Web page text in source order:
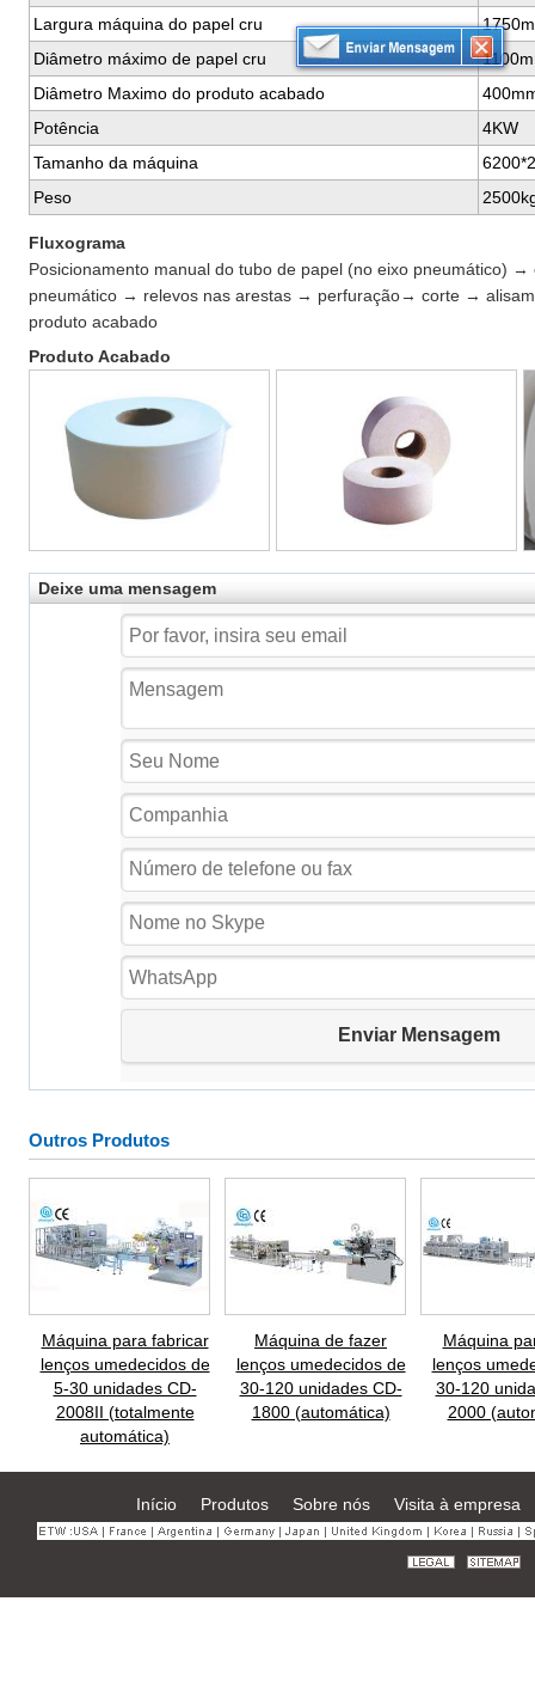
Largura máquina do papel cru
Diâmetro máximo de papel cru
Diâmetro Maximo do produto acabado
Potência
4KW
Tamanho da máquina
Peso
Fluxograma
Posicionamento manual do tubo de papel (no eixo pneumático)
pneumático → relevos nas arestas → perfuração→ corte →
produto acabado
Produto Acabado
Deixe uma mensagem
Outros Produtos
Máquina para fabricar
lenços umedecidos de
5-30 unidades CD-
2008II (totalmente
automática)
Máquina de fazer
lenços umedecidos de
30-120 unidades CD-
1800 (automática)
Máquina
lenços
30-120
2000
Início Produtos Sobre nós Visita à empresa